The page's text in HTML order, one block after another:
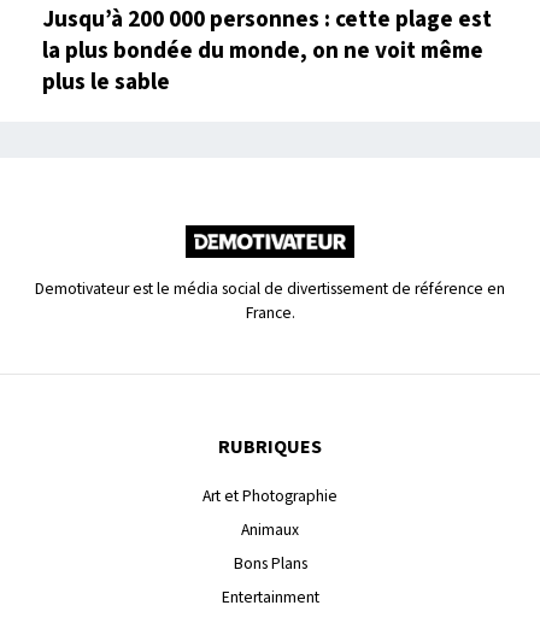
Jusqu’à 200 000 personnes : cette plage est
la plus bondée du monde, on ne voit même
plus le sable
Demotivateur est le média social de divertissement de référence en
France.
RUBRIQUES
Art et Photographie
Animaux
Bons Plans
Entertainment